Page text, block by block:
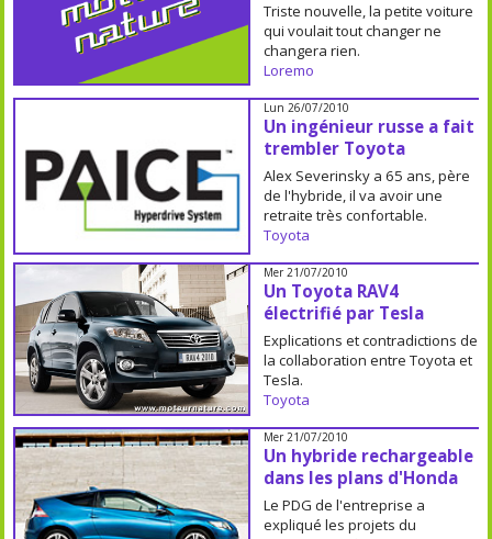
Triste nouvelle, la petite voiture
qui voulait tout changer ne
changera rien.
Loremo
Lun 26/07/2010
Un ingénieur russe a fait
trembler Toyota
Alex Severinsky a 65 ans, père
de l'hybride, il va avoir une
retraite très confortable.
Toyota
Mer 21/07/2010
Un Toyota RAV4
électrifié par Tesla
Explications et contradictions de
la collaboration entre Toyota et
Tesla.
Toyota
Mer 21/07/2010
Un hybride rechargeable
dans les plans d'Honda
Le PDG de l'entreprise a
expliqué les projets du